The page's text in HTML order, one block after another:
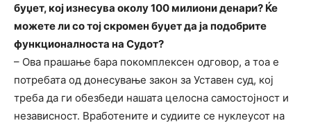
буџет, кој изнесува околу 100 милиони денари? Ќе
можете ли со тој скромен буџет да ја подобрите
функционалноста на Судот?
– Ова прашање бара покомплексен одговор, а тоа е
потребата од донесување закон за Уставен суд, кој
треба да ги обезбеди нашата целосна самостојност и
независност. Вработените и судиите се нуклеусот на